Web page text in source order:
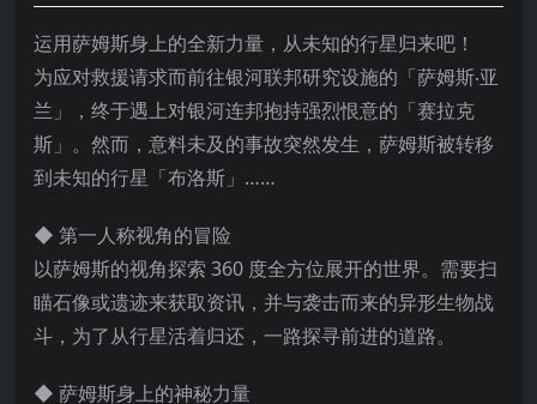
运用萨姆斯身上的全新力量，从未知的行星归来吧！
为应对救援请求而前往银河联邦研究设施的「萨姆斯‧亚
兰」，终于遇上对银河连邦抱持强烈恨意的「赛拉克
斯」。然而，意料未及的事故突然发生，萨姆斯被转移
到未知的行星「布洛斯」……
◆ 第一人称视角的冒险
以萨姆斯的视角探索 360 度全方位展开的世界。需要扫
瞄石像或遗迹来获取资讯，并与袭击而来的异形生物战
斗，为了从行星活着归还，一路探寻前进的道路。
◆ 萨姆斯身上的神秘力量